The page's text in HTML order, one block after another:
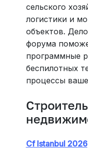
сельского
логистики и
объектов.
форума
программные
беспилотных
процессы
Cf Istanbul 2026